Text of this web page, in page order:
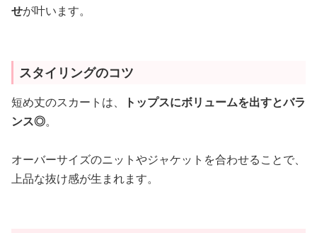
せが叶います。
スタイリングのコツ
短め丈のスカートは、
トップスにボリュームを出すとバラ
ンス◎。
オーバーサイズのニットやジャケットを合わせることで、
上品な抜け感が生まれます。